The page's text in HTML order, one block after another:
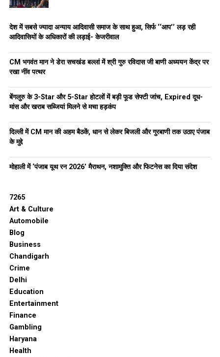
देश में सबसे ज्यादा अन्याय आदिवासी समाज के साथ हुआ, सिर्फ ‘‘आप’’ लड़ रही
आदिवासियों के अधिकारों की लड़ाई- केजरीवाल
CM भगवंत मान ने डेरा सचखंड बल्लां में श्री गुरु रविदास जी बाणी अध्ययन केंद्र पर
रखा नींव पत्थर
बेंगलुरु के 3-Star और 5-Star होटलों में बड़ी फूड सेफ्टी जांच, Expired दूध-
मांस और खराब सब्जियां मिलने से मचा हड़कंप
दिल्ली में CM मान की अहम बैठकें, धान से लेकर बिजली और गुरबाणी तक उठाए पंजाब
के मुद्दे
मोहाली में ‘पंजाब यूथ रन 2026’ मैराथन, नशामुक्ति और फिटनेस का दिया संदेश
7265
Art & Culture
Automobile
Blog
Business
Chandigarh
Crime
Delhi
Education
Entertainment
Finance
Gambling
Haryana
Health